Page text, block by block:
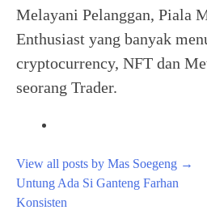
Melayani Pelanggan, Piala
Enthusiast yang banyak
cryptocurrency, NFT dan
seorang Trader.
View all posts by Mas Soegeng →
Post
navigation
Untung Ada Si Ganteng Farhan
Konsisten